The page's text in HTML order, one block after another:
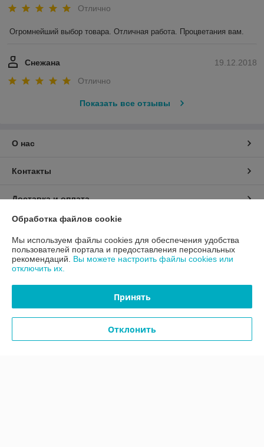
Отлично
Огромнейший выбор товара. Отличная работа. Процветания вам.
19.12.2018
Снежана
Отлично
Показать все отзывы
О нас
Контакты
Доставка и оплата
График работы
Полная версия сайта
Сайт создан на платформе Deal.by
Обработка файлов cookie
Мы используем файлы cookies для обеспечения удобства
пользователей портала и предоставления персональных
рекомендаций. Вы можете настроить файлы cookies или
отключить их.
Принять
Отклонить